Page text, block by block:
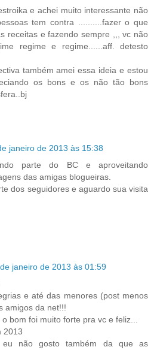
e achei muito interessante não
tem contra ..........fazer o que
receitas e fazendo sempre ,,, vc não
regime e regime......aff. detesto
também amei essa ideia e estou
os bons e os não tão bons
janeiro de 2013 às 15:38
parte do BC e aproveitando
das amigas blogueiras.
dos seguidores e aguardo sua visita
janeiro de 2013 às 01:59
e até das menores (post menos
amigos da net!!!
bom foi muito forte pra vc e feliz...
2013
eu não gosto também da que as